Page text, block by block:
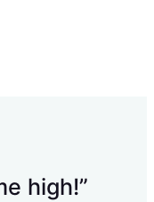
high!”